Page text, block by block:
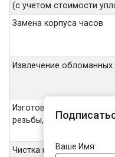
Ваше Имя:
(с учетом стоимости
Замена корпуса часов
Извлечение
Изготовление винтов,
резьбы, внутренних
Чистка корпуса часов